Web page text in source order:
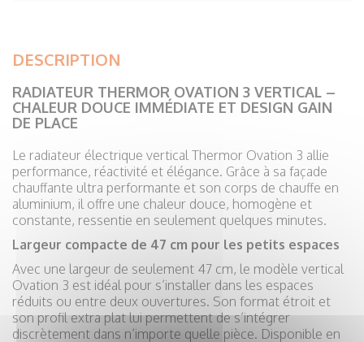
DESCRIPTION
RADIATEUR THERMOR OVATION 3 VERTICAL –
CHALEUR DOUCE IMMÉDIATE ET DESIGN GAIN
DE PLACE
Le radiateur électrique vertical Thermor Ovation 3 allie
performance, réactivité et élégance. Grâce à sa façade
chauffante ultra performante et son corps de chauffe en
aluminium, il offre une chaleur douce, homogène et
constante, ressentie en seulement quelques minutes.
Largeur compacte de 47 cm pour les petits espaces
Avec une largeur de seulement 47 cm, le modèle vertical
Ovation 3 est idéal pour s’installer dans les espaces
réduits ou entre deux ouvertures. Son format étroit et
son profil extra plat lui permettent de s’intégrer
discrètement dans n’importe quelle pièce. Disponible en